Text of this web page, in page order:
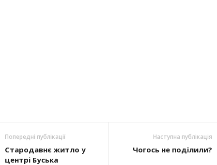
Попередні публікації
Стародавнє житло у
центрі Буська
Наступна публікація
Чогось не поділили?